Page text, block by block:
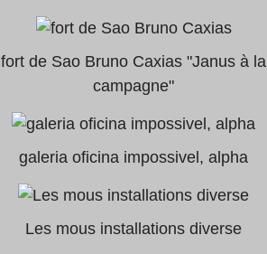
fort de Sao Bruno Caxias "Janus à la
campagne"
galeria oficina impossivel, alpha
Les mous installations diverse